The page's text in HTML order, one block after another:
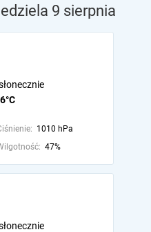
9 sierpnia
1010 hPa
47%